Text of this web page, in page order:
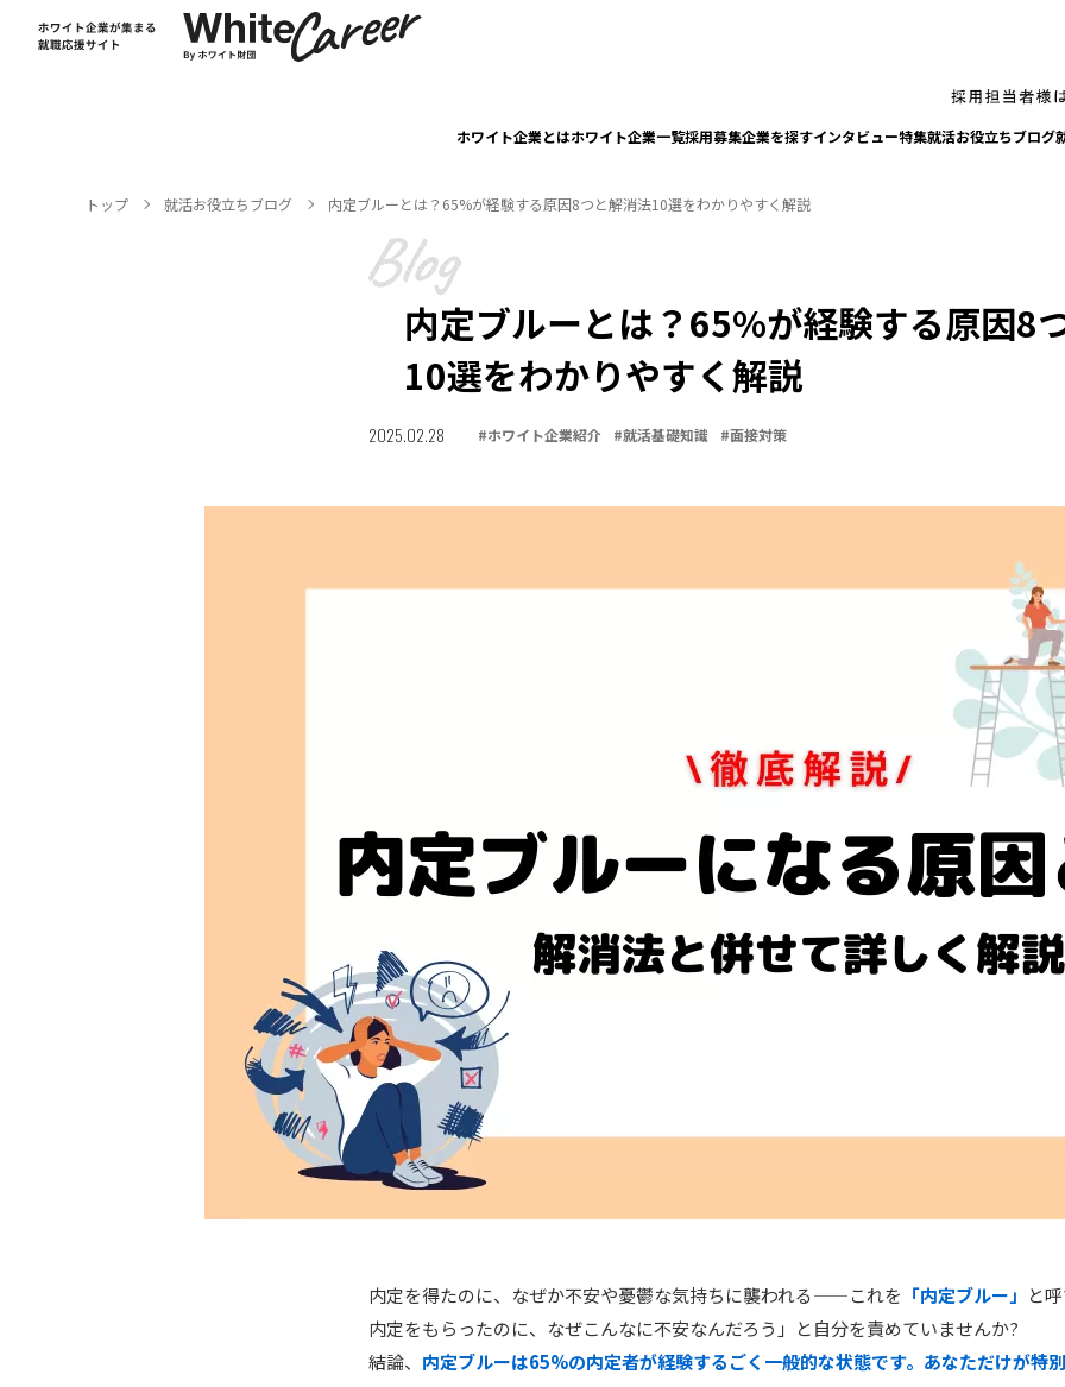
ホワイト企業とはホワイト企業一覧採⽤募集企業を探すインタビュー特集就活お役⽴ちブログ
トップ 就活お役⽴ちブログ 内定ブルーとは？65%が経験する原因8つと解消法10選をわかりやすく解説
内定ブルーとは？65%が経験する原因8
10選をわかりやすく解説
2025.02.28 #ホワイト企業紹介 #就活基礎知識 #面接対策
内定を得たのに、なぜか不安や憂鬱な気持ちに襲われる——これを 「内定ブルー」 と
内定をもらったのに、なぜこんなに不安なんだろう」と自分を責めていませんか?
結論、 内定ブルーは65%の内定者が経験するごく一般的な状態です。あなただけが特